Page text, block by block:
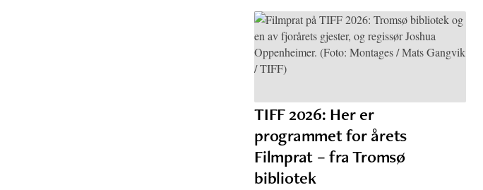
TIFF 2026: Her er
programmet for årets
Filmprat – fra Tromsø
bibliotek